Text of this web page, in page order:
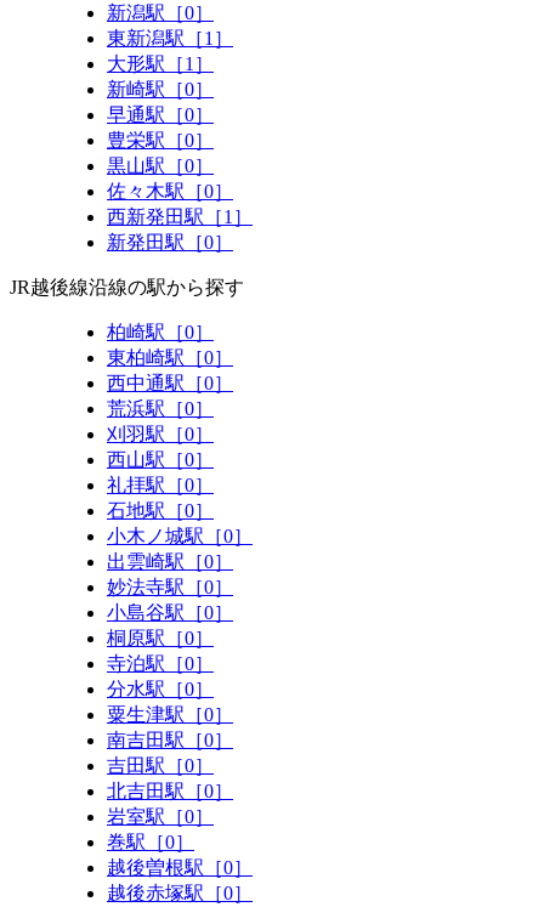
新潟駅［0］
東新潟駅［1］
大形駅［1］
新崎駅［0］
早通駅［0］
豊栄駅［0］
黒山駅［0］
佐々木駅［0］
西新発田駅［1］
新発田駅［0］
JR越後線沿線の駅から探す
柏崎駅［0］
東柏崎駅［0］
西中通駅［0］
荒浜駅［0］
刈羽駅［0］
西山駅［0］
礼拝駅［0］
石地駅［0］
小木ノ城駅［0］
出雲崎駅［0］
妙法寺駅［0］
小島谷駅［0］
桐原駅［0］
寺泊駅［0］
分水駅［0］
粟生津駅［0］
南吉田駅［0］
吉田駅［0］
北吉田駅［0］
岩室駅［0］
巻駅［0］
越後曽根駅［0］
越後赤塚駅［0］